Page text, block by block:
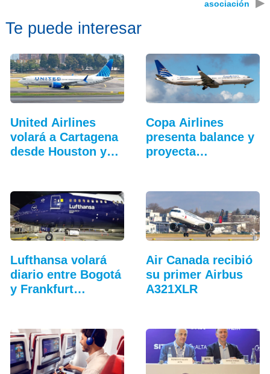
asociación
Te puede interesar
United Airlines
volará a Cartagena
desde Houston y…
Copa Airlines
presenta balance y
proyecta
Lufthansa volará
diario entre Bogotá
y Frankfurt…
Air Canada recibió
su primer Airbus
A321XLR